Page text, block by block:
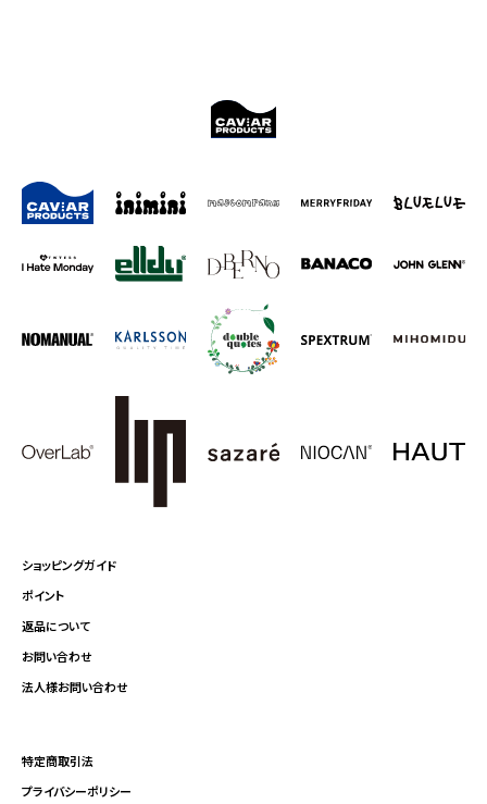
ショッピングガイド
ポイント
返品について
お問い合わせ
法人様お問い合わせ
特定商取引法
プライバシーポリシー